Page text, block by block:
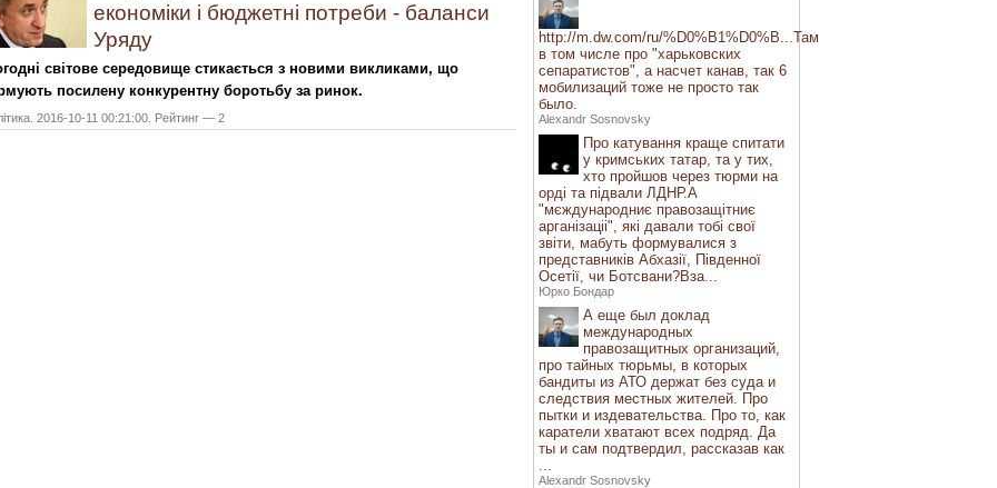
економіки і бюджетні потреби - баланси
Уряду
світове середовище стикається з новими викликами, що
посилену конкурентну боротьбу за ринок.
2016-10-11 00:21:00. Рейтинг — 2
http://m.dw.com/ru/%D0%B1%D0%B...Там
в том числе про "харьковских
сепаратистов", а насчет канав, так 6
мобилизаций тоже не просто так
было.
Alexandr Sosnovsky
Про катування краще спитати
у кримських татар, та у тих,
хто пройшов через тюрми на
орді та підвали ЛДНР.А
"мєждународниє правозащітниє
арганізаціі", які давали тобі свої
звіти, мабуть формувалися з
представників Абхазії, Південної
Осетії, чи Ботсвани?Вза...
Юрко Бондар
А еще был доклад
международных
правозащитных организаций,
про тайных тюрьмы, в которых
бандиты из АТО держат без суда и
следствия местных жителей. Про
пытки и издевательства. Про то, как
каратели хватают всех подряд. Да
ты и сам подтвердил, рассказав как
...
Alexandr Sosnovsky